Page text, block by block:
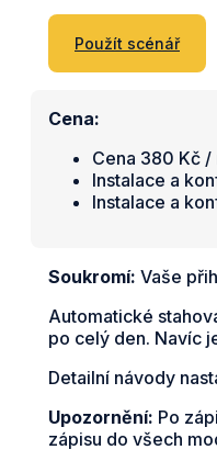
Použít scénář
Cena:
Cena 380 Kč
Instalace a
Instalace a
Soukromí: Vaše
Automatické
po celý den. Navíc
Detailní návody
Upozornění: Po
zápisu do všech